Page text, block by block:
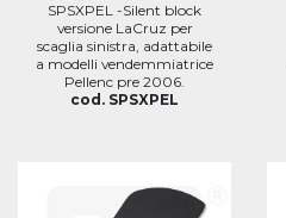
SPSXPEL -Silent block
versione LaCruz per
scaglia sinistra, adattabile
a modelli vendemmiatrice
Pellenc pre 2006.
cod. SPSXPEL